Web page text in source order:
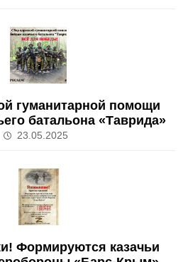
гуманитарной помощи
батальона «Таврида»
23.05.2025
Формируются казачьи